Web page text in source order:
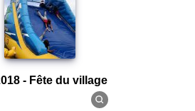
2018 - Fête du village